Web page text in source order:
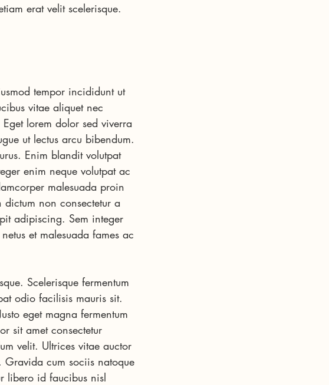
erat velit scelerisque.
tempor incididunt ut
vitae aliquet nec
lorem dolor sed viverra
ut lectus arcu bibendum.
Enim blandit volutpat
enim neque volutpat ac
malesuada proin
non consectetur a
adipiscing. Sem integer
et malesuada fames ac
Scelerisque fermentum
odio facilisis mauris sit.
eget magna fermentum
sit amet consectetur
velit. Ultrices vitae auctor
Gravida cum sociis natoque
libero id faucibus nisl